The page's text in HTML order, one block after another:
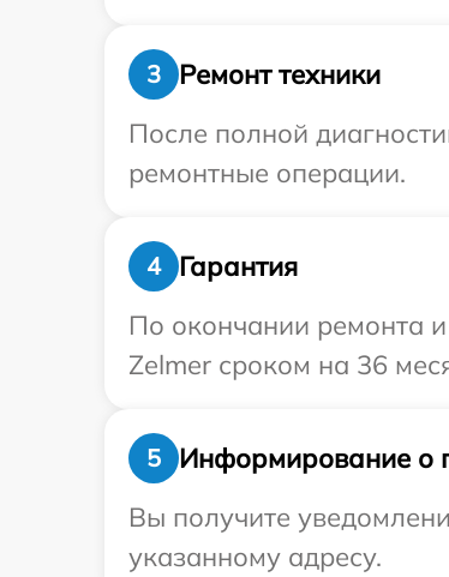
3
Ремонт техники
После полной
ремонтные операции.
4
Гарантия
По окончании ремонта
Zelmer сроком на 36
5
Информирование о
Вы получите
указанному адресу.